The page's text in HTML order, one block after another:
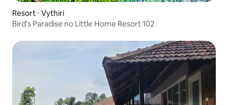
Resort ⋅ Vythiri
Bird's Paradise no Little Home Resort 102